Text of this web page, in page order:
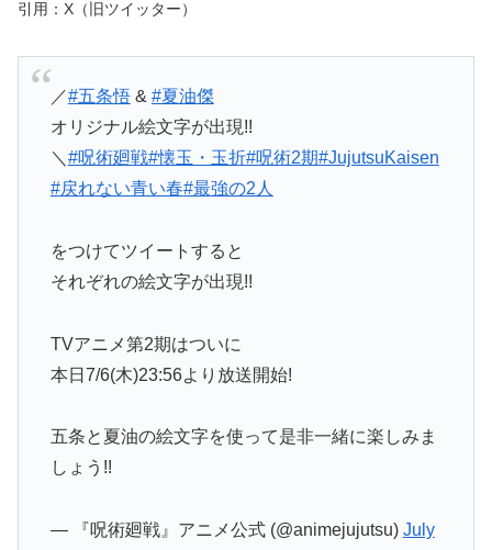
引用：X（旧ツイッター）
／#五条悟& #夏油傑
オリジナル絵文字が出現!!
＼ #呪術廻戦#懐玉・玉折#呪術2期#JujutsuKaisen
#戻れない青い春#最強の2人
をつけてツイートすると
それぞれの絵文字が出現!!
TVアニメ第2期はついに
本日7/6(木)23:56より放送開始!
五条と夏油の絵文字を使って是非一緒に楽しみま
しょう!!
— 『呪術廻戦』アニメ公式 (@animejujutsu) July